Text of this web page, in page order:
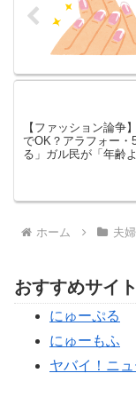
【ファッション論争
でOK？アラフォー・
る」ガル民が「年齢
ホーム 夫
おすすめサイト
にゅーぷる
にゅーもふ
ヤバイ！ニ